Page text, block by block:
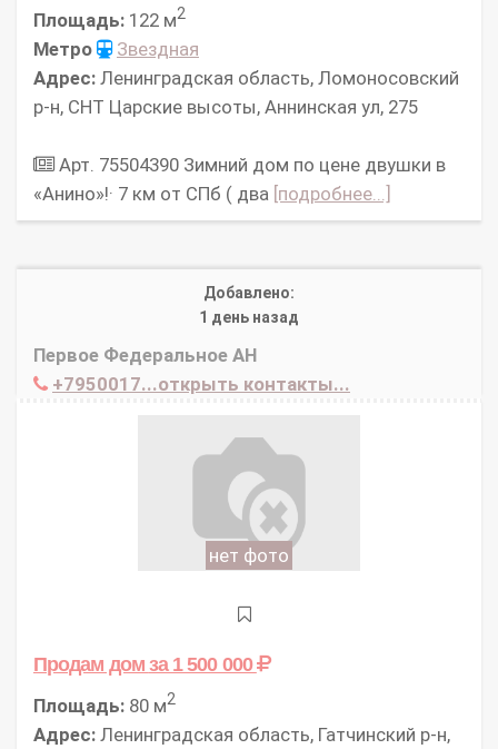
Площадь: 122 м2
Метро
Звездная
Адрес: Ленинградская область, Ломоносовский
р-н, СНТ Царские высоты, Аннинская ул, 275
Арт. 75504390 Зимний дом по цене двушки в
«Анино»!· 7 км от СПб ( два [подробнее...]
Добавлено:
1 день назад
Первое Федеральное АН
+7950017...открыть контакты...
нет фото
Продам домза 1 500 000
Площадь: 80 м2
Адрес: Ленинградская область, Гатчинский р-н,